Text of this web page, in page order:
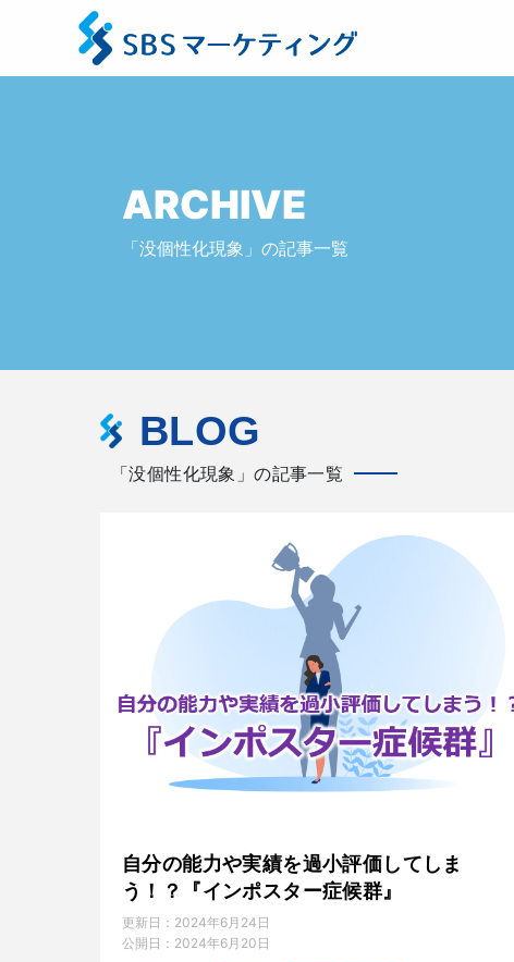
ARCHIVE
「没個性化現象」の記事一覧
BLOG
「没個性化現象」の記事一覧
自分の能力や実績を過小評価してしま
う！？『インポスター症候群』
更新日： 2024年6月24日
公開日： 2024年6月20日